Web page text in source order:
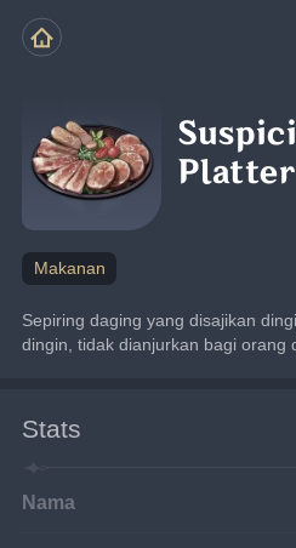
Platter
Makanan
Sepiring daging yang disajikan
dingin, tidak dianjurkan bagi orang
Stats
Nama